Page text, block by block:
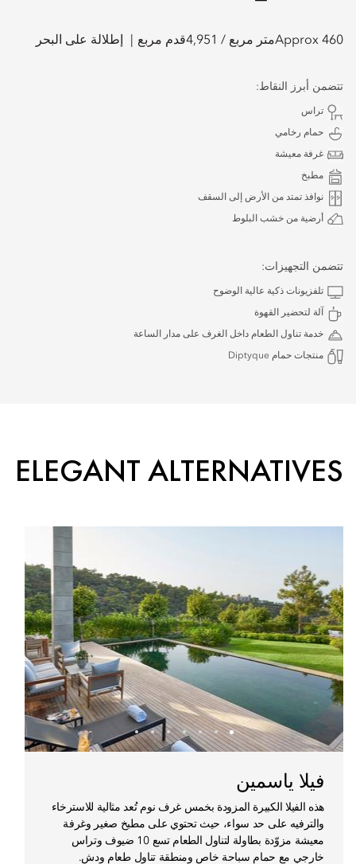
Approx 460متر مربع / 4,951قدم مربع إطلالة على البحر
تتضمن أبرز النقاط:
تراس
حمام رخامي
غرفة معيشة
مطبخ
نوافذ تمتد من الأرض إلى السقف
أرضية من خشب البلوط
تتضمن التجهيزات:
تلفزيونات ذكية عالية الوضوح
آلة لتحضير القهوة
خدمة تناول الطعام داخل الغرف على مدار الساعة
منتجات حمام Diptyque
ELEGANT ALTERNATIVES
فيلا ياسمين
هذه الفيلا الكبيرة المزودة بخمس غرف نوم تُعد مثالية للاسترخاء
والترفيه على حد سواء، حيث تحتوي على مطبخ صغير وغرفة
معيشة مزوّدة بطاولة لتناول الطعام تسع 10 ضيوف وتراس
خارجي مع حمام سباحة خاص ومنطقة تناول طعام ودش.